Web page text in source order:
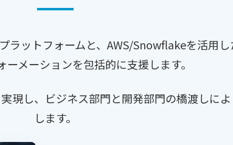
ットフォームと、AWS/Snowflakeを活用
ーメーションを包括的に支援します。
現し、ビジネス部門と開発部門の橋渡しに
します。